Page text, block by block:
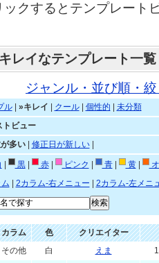
ックするとテンプレート
キレイなテンプレート一覧
ジャンル・並び順・
ル| »キレイ クール| 個性的
未分類
トビュー
多い| 修正日が新しい|
黒| 赤| ピンク 青| 黄|
2カラム-右メニュー
2カラム-左メニ
カラム 色
クリエイター
その他 白 えま